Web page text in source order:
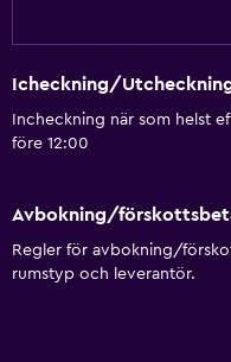
Tjänster och
Bankomat på plats
Väckningsservice
Concierge-service
Underhållningspersonal
Icheckning/
Incheckning när som helst
före 12:00
Avbokning/
Regler för avbokning/
rumstyp och leverantör.